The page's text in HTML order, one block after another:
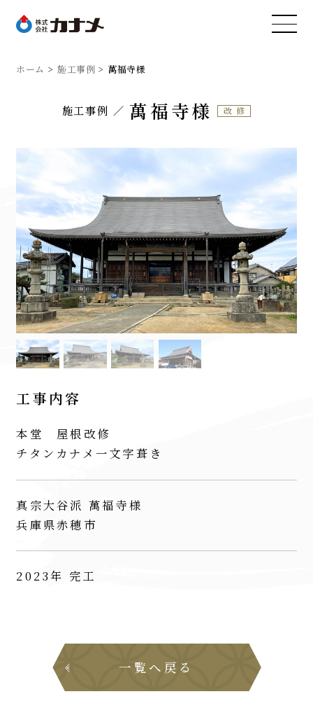
ホーム 施工事例 萬福寺様
施工事例 萬福寺様 改修
工事内容
本堂 屋根改修
チタンカナメ一文字葺き
真宗大谷派 萬福寺様
兵庫県赤穂市
2023年 完工
一覧へ戻る